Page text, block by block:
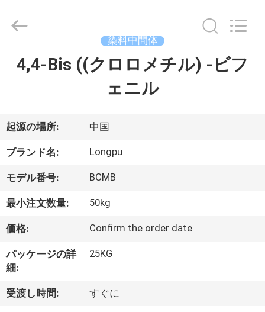
家
製
品
ビ
デ
わ
Copyright
AIYLON
COMPANY
染料中間体
4,4-Bis ((クロロメチル) -ビフ
ェニル
起源の場所: 中国
ブランド名: Longpu
モデル番号: BCMB
最小注文数量: 50kg
価格: Confirm the order date
パッケージの詳
細:
25KG
受渡し時間: すぐに